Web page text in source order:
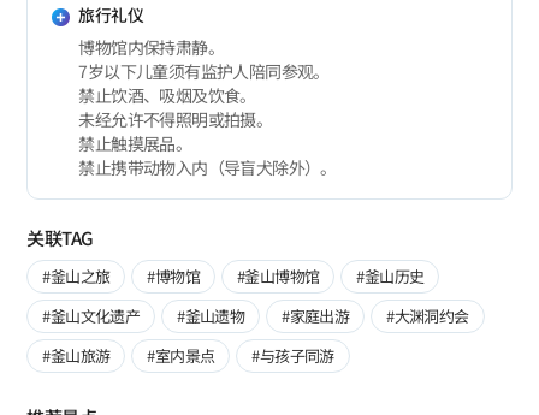
旅行礼仪
博物馆内保持肃静。
7岁以下儿童须有监护人陪同参观。
禁止饮酒、吸烟及饮食。
未经允许不得照明或拍摄。
禁止触摸展品。
禁止携带动物入内（导盲犬除外）。
关联TAG
#釜山之旅 #博物馆 #釜山博物馆
#釜山历史
#釜山文化遗产
#釜山遗物 #家庭出游
#大渊洞约会
#釜山旅游
#室内景点 #与孩子同游